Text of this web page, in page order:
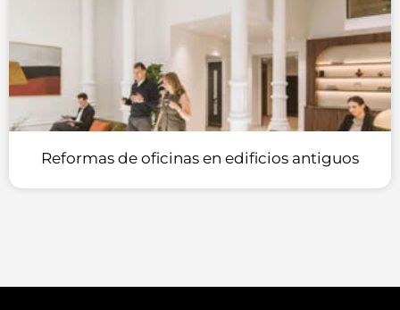
Reformas de oficinas en edificios antiguos